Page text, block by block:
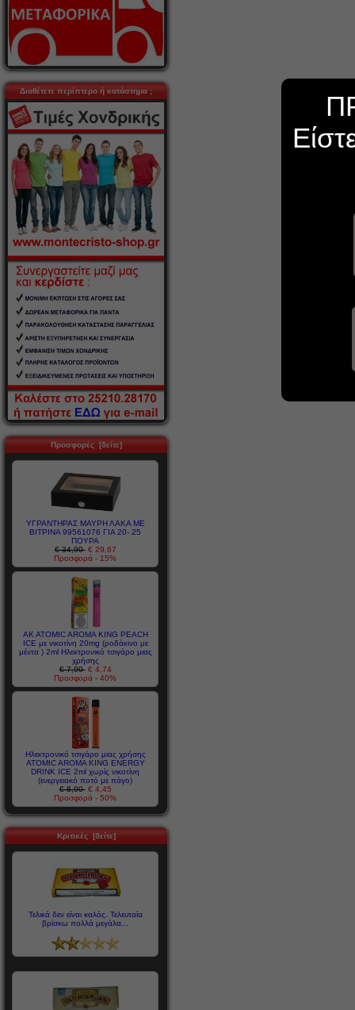
Διαθέτετε περίπτερο ή κατάστημα ;
Προσφορές [δείτε]
ΥΓΡΑΝΤΗΡΑΣ ΜΑΥΡΗ ΛΑΚΑ ΜΕ
ΒΙΤΡΙΝΑ 99561076 ΓΙΑ 20- 25
ΠΟΥΡΑ
€ 34,90 € 29,67
Προσφορά - 15%
AK ATOMIC AROMA KING PEACH
ICE με νικοτίνη 20mg (ροδάκινο με
μέντα ) 2ml Ηλεκτρονικό τσιγάρο μιας
χρήσης
€ 7,90 € 4,74
Προσφορά - 40%
Ηλεκτρονικό τσιγάρο μιας χρήσης
ATOMIC AROMA KING ENERGY
DRINK ICE 2ml χωρίς νικοτίνη
(ενεργειακό ποτό με πάγο)
€ 8,90 € 4,45
Προσφορά - 50%
Κριτικές [δείτε]
Τελικά δεν είναι καλός. Τελευταία
βρίσκω πολλά μεγάλα...